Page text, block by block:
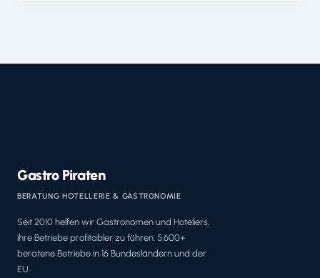
Gastro Piraten
BERATUNG HOTELLERIE & GASTRONOMIE
Seit 2010 helfen wir Gastronomen und Hoteliers,
ihre Betriebe profitabler zu führen. 5.600+
beratene Betriebe in 16 Bundesländern und der
EU.